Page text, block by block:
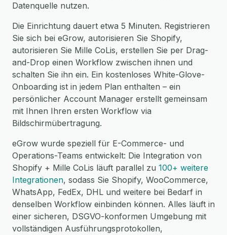
Datenquelle nutzen.
Die Einrichtung dauert etwa 5 Minuten. Registrieren
Sie sich bei eGrow, autorisieren Sie Shopify,
autorisieren Sie Mille CoLis, erstellen Sie per Drag-
and-Drop einen Workflow zwischen ihnen und
schalten Sie ihn ein. Ein kostenloses White-Glove-
Onboarding ist in jedem Plan enthalten – ein
persönlicher Account Manager erstellt gemeinsam
mit Ihnen Ihren ersten Workflow via
Bildschirmübertragung.
eGrow wurde speziell für E-Commerce- und
Operations-Teams entwickelt: Die Integration von
Shopify + Mille CoLis läuft parallel zu 100+ weitere
Integrationen, sodass Sie Shopify, WooCommerce,
WhatsApp, FedEx, DHL und weitere bei Bedarf in
denselben Workflow einbinden können. Alles läuft in
einer sicheren, DSGVO-konformen Umgebung mit
vollständigen Ausführungsprotokollen,